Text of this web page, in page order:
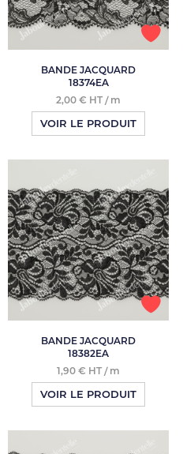
BANDE JACQUARD
18374EA
2,00 € HT / m
VOIR LE PRODUIT
BANDE JACQUARD
18382EA
1,90 € HT / m
VOIR LE PRODUIT